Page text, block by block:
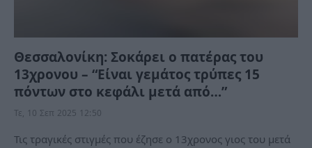
Θεσσαλονίκη: Σοκάρει ο πατέρας του
13χρονου – “Είναι γεμάτος τρύπες 15
πόντων στο κεφάλι μετά από…”
Τε, 10 Σεπ 2025 12:50
Τις τραγικές στιγμές που έζησε ο 13χρονος γιος του μετά